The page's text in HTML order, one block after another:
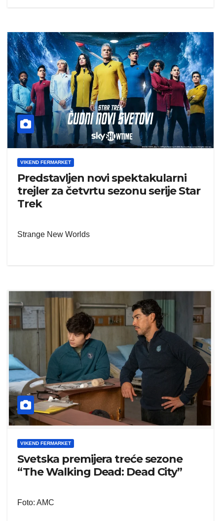
VIKEND FERMARKET
Predstavljen novi spektakularni
trejler za četvrtu sezonu serije Star
Trek
Strange New Worlds
VIKEND FERMARKET
Svetska premijera treće sezone
“The Walking Dead: Dead City”
Foto: AMC